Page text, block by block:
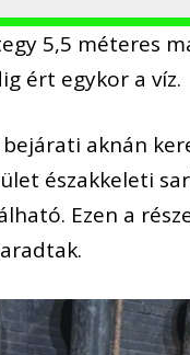
5,5 méteres
ért egykor a víz.
bejárati aknán
északkeleti
Ezen a